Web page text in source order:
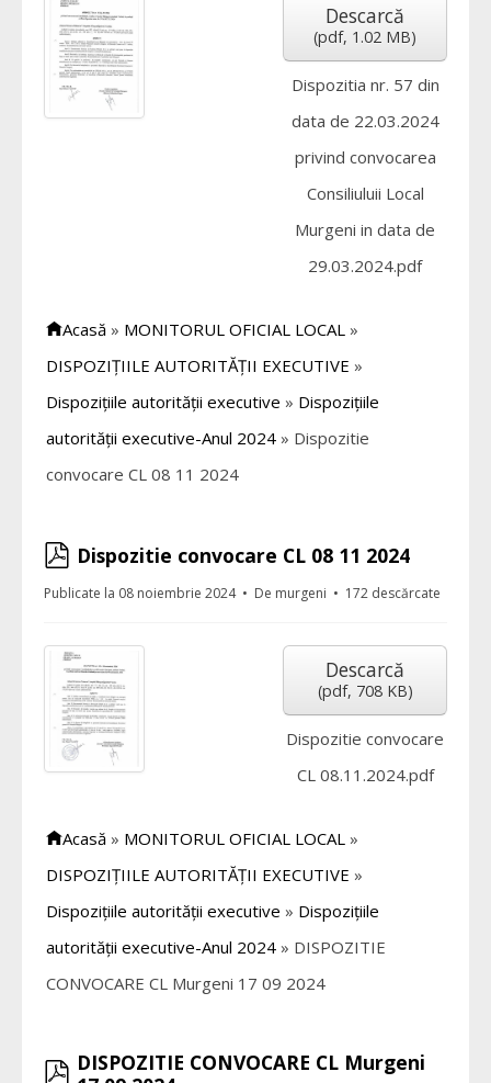
Descarcă
(pdf, 1.02 MB)
Dispozitia nr. 57 din
data de 22.03.2024
privind convocarea
Consiliuluii Local
Murgeni in data de
29.03.2024.pdf
Acasă » MONITORUL OFICIAL LOCAL »
DISPOZIȚIILE AUTORITĂȚII EXECUTIVE »
Dispozițiile autorității executive » Dispozițiile
autorității executive-Anul 2024 » Dispozitie
convocare CL 08 11 2024
pdf
Dispozitie convocare CL 08 11 2024
Publicate la 08 noiembrie 2024 De murgeni 172 descărcate
Descarcă
(pdf, 708 KB)
Dispozitie convocare
CL 08.11.2024.pdf
Acasă » MONITORUL OFICIAL LOCAL »
DISPOZIȚIILE AUTORITĂȚII EXECUTIVE »
Dispozițiile autorității executive » Dispozițiile
autorității executive-Anul 2024 » DISPOZITIE
CONVOCARE CL Murgeni 17 09 2024
pdf
DISPOZITIE CONVOCARE CL Murgeni